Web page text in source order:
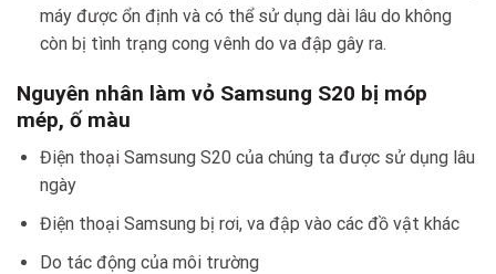
máy được ổn định và có thể sử dụng dài lâu do không
còn bị tình trạng cong vênh do va đập gây ra.
Nguyên nhân làm vỏ Samsung S20 bị móp
mép, ố màu
Điện thoại Samsung S20 của chúng ta được sử dụng lâu
ngày
Điện thoại Samsung bị rơi, va đập vào các đồ vật khác
Do tác động của môi trường